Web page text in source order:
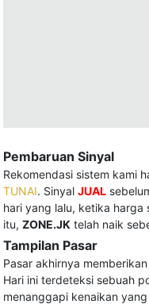
Pembaruan Sinyal
Rekomendasi sistem kami
TUNAI. Sinyal JUAL
hari yang lalu, ketika
itu, ZONE.JK telah naik
Tampilan Pasar
Pasar akhirnya
Hari ini terdeteksi sebuah
menanggapi kenaikan